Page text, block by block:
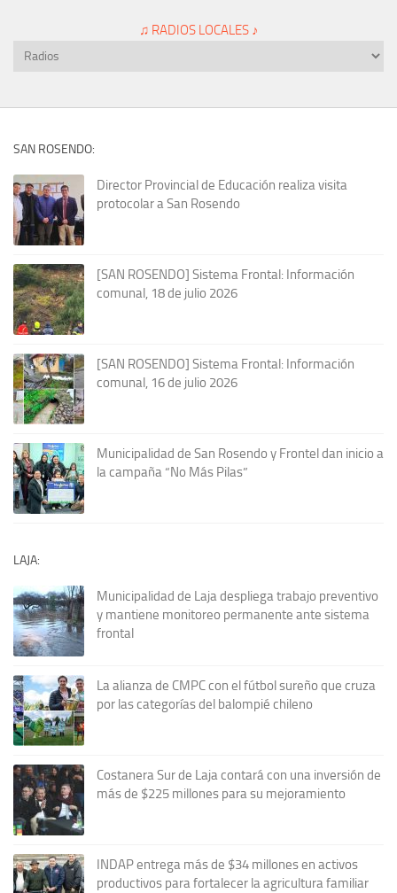
♫ RADIOS LOCALES ♪
SAN ROSENDO:
Director Provincial de Educación realiza visita
protocolar a San Rosendo
[SAN ROSENDO] Sistema Frontal: Información
comunal, 18 de julio 2026
[SAN ROSENDO] Sistema Frontal: Información
comunal, 16 de julio 2026
Municipalidad de San Rosendo y Frontel dan inicio a
la campaña “No Más Pilas”
LAJA:
Municipalidad de Laja despliega trabajo preventivo
y mantiene monitoreo permanente ante sistema
frontal
La alianza de CMPC con el fútbol sureño que cruza
por las categorías del balompié chileno
Costanera Sur de Laja contará con una inversión de
más de $225 millones para su mejoramiento
INDAP entrega más de $34 millones en activos
productivos para fortalecer la agricultura familiar